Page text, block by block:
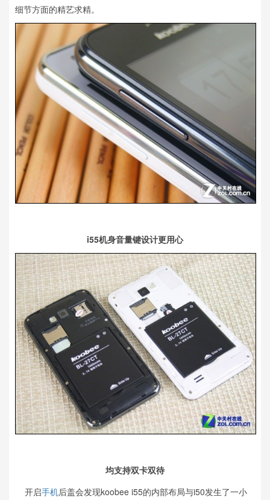
细节方面的精艺求精。
i55机身音量键设计更用心
均支持双卡双待
开启手机后盖会发现koobee i55的内部布局与i50发生了一小